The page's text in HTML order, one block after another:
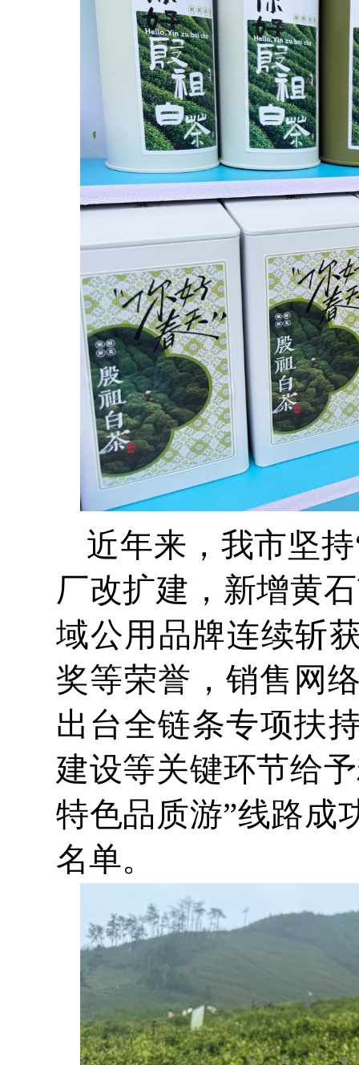
近年来，我市坚
厂改扩建，新增黄
域公用品牌连续斩
奖等荣誉，销售网
出台全链条专项扶
建设等关键环节给
特色品质游”线路成
名单。